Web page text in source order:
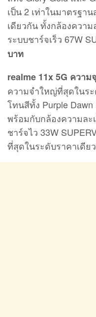
เป็น 2 เท่าในมาตรฐา
เดียวกัน ทั้งกล้องควา
ระบบชาร์จเร็ว 67W
บาท
realme 11x 5G ความ
ความจำใหญ่ที่สุดในร
โทนสีทั้ง Purple
พร้อมกับกล้องความละ
ชาร์จไว 33W
ที่สุดในระดับราคาเดีย